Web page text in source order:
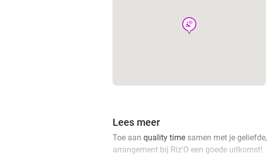
wellness
Lees meer
Toe aan quality time samen met je
arrangement bij Riz'O een goede uitkomst!